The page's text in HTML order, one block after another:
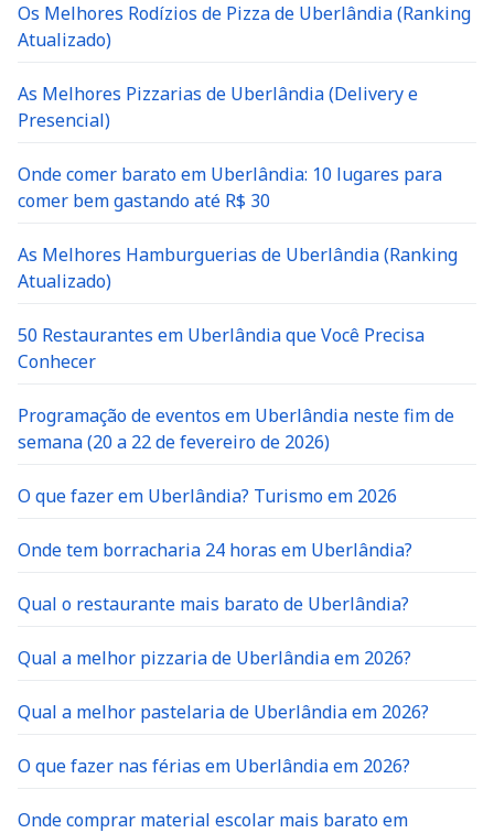
Os Melhores Rodízios de Pizza de Uberlândia (Ranking
Atualizado)
As Melhores Pizzarias de Uberlândia (Delivery e
Presencial)
Onde comer barato em Uberlândia: 10 lugares para
comer bem gastando até R$ 30
As Melhores Hamburguerias de Uberlândia (Ranking
Atualizado)
50 Restaurantes em Uberlândia que Você Precisa
Conhecer
Programação de eventos em Uberlândia neste fim de
semana (20 a 22 de fevereiro de 2026)
O que fazer em Uberlândia? Turismo em 2026
Onde tem borracharia 24 horas em Uberlândia?
Qual o restaurante mais barato de Uberlândia?
Qual a melhor pizzaria de Uberlândia em 2026?
Qual a melhor pastelaria de Uberlândia em 2026?
O que fazer nas férias em Uberlândia em 2026?
Onde comprar material escolar mais barato em